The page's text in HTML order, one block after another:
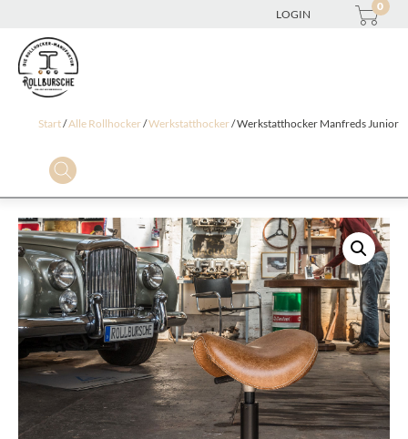
LOGIN
0
Start/Alle Rollhocker/Werkstatthocker/ Werkstatthocker Manfreds Junior